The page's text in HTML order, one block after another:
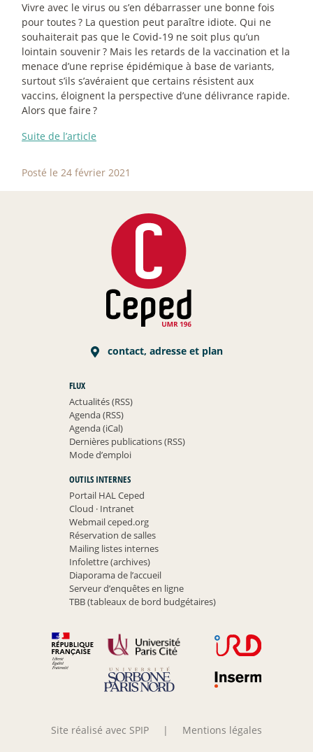
Vivre avec le virus ou s’en débarrasser une bonne fois
pour toutes ? La question peut paraître idiote. Qui ne
souhaiterait pas que le Covid-19 ne soit plus qu’un
lointain souvenir? Mais les retards de la vaccination et la
menace d’une reprise épidémique à base de variants,
surtout s’ils s’avéraient que certains résistent aux
vaccins, éloignent la perspective d’une délivrance rapide.
Alors que faire ?
Suite de l’article
Posté le 24 février 2021
contact, adresse et plan
FLUX
Actualités (RSS)
Agenda (RSS)
Agenda (iCal)
Dernières publications (RSS)
Mode d’emploi
OUTILS INTERNES
Portail HAL Ceped
Cloud ·Intranet
Webmail ceped.org
Réservation de salles
Mailing listes internes
Infolettre (archives)
Diaporama de l’accueil
Serveur d’enquêtes en ligne
TBB (tableaux de bord budgétaires)
Site réalisé avec SPIP | Mentions légales